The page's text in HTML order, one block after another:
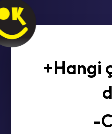
+Hangi
-